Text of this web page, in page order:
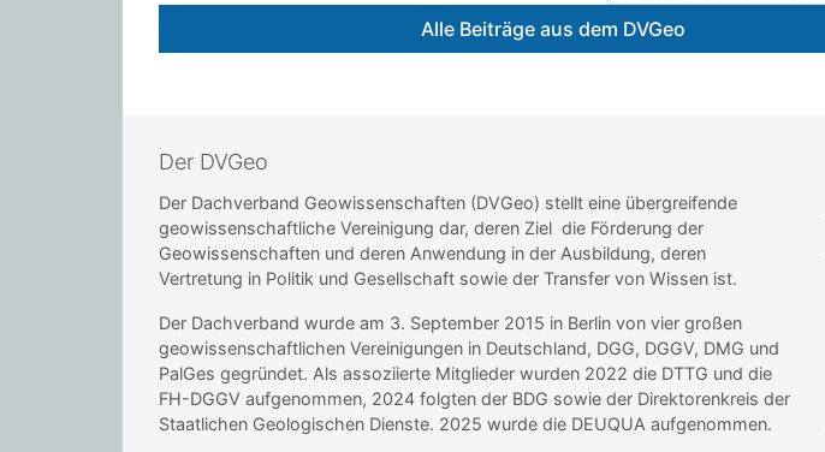
Alle Beiträge aus dem DVGeo
Der DVGeo
Der Dachverband Geowissenschaften (DVGeo) stellt eine übergreifende
geowissenschaftliche Vereinigung dar, deren Ziel die Förderung der
Geowissenschaften und deren Anwendung in der Ausbildung, deren
Vertretung in Politik und Gesellschaft sowie der Transfer von Wissen ist.
Der Dachverband wurde am 3. September 2015 in Berlin von vier großen
geowissenschaftlichen Vereinigungen in Deutschland, DGG, DGGV, DMG und
PalGes gegründet. Als assoziierte Mitglieder wurden 2022 die DTTG und die
FH-DGGV aufgenommen, 2024 folgten der BDG sowie der Direktorenkreis der
Staatlichen Geologischen Dienste. 2025 wurde die DEUQUA aufgenommen.